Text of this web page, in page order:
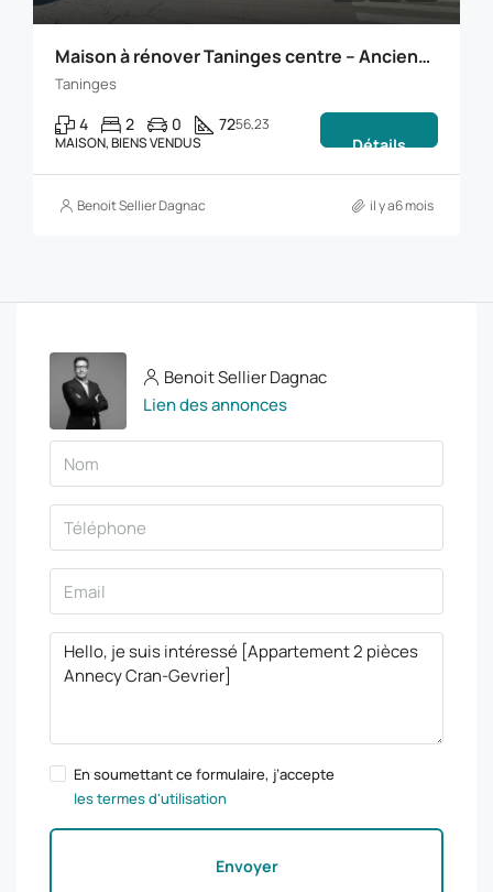
Maison à rénover Taninges centre – Ancienne gare au charme unique à réinventer
Taninges
4 2 0 7256,23
MAISON, BIENS VENDUS
Détails
Benoit Sellier Dagnac il y a6 mois
Benoit Sellier Dagnac
Lien des annonces
En soumettant ce formulaire, j’accepte
les termes d'utilisation
Envoyer